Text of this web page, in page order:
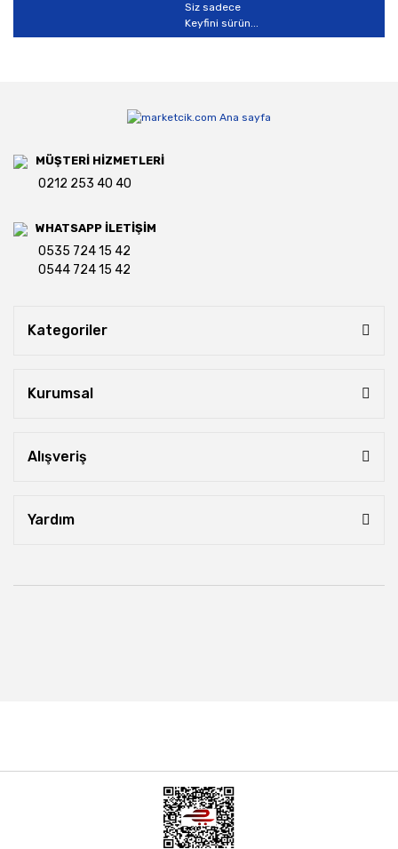
Siz sadece
Keyfini sürün...
MÜŞTERİ HİZMETLERİ
0212 253 40 40
WHATSAPP İLETİŞİM
0535 724 15 42
0544 724 15 42
Kategoriler
Kurumsal
Alışveriş
Yardım